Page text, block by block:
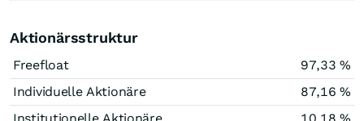
Aktionärsstruktur
Freefloat
97,33 %
Individuelle Aktionäre
87,16 %